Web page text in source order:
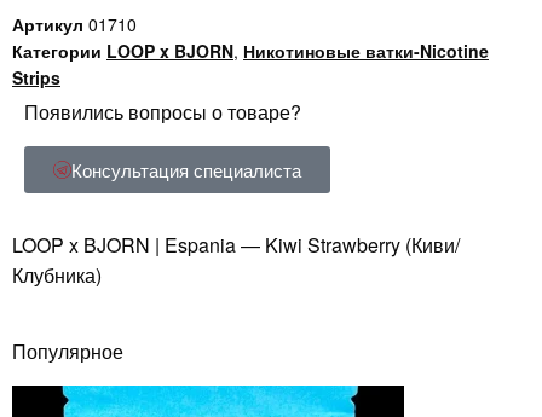
Артикул 01710
Категории LOOP x BJORN, Никотиновые ватки-Nicotine
Strips
Появились вопросы о товаре?
Консультация специалиста
LOOP x BJORN | Espania — Kiwi Strawberry (Киви/
Клубника)
Популярное